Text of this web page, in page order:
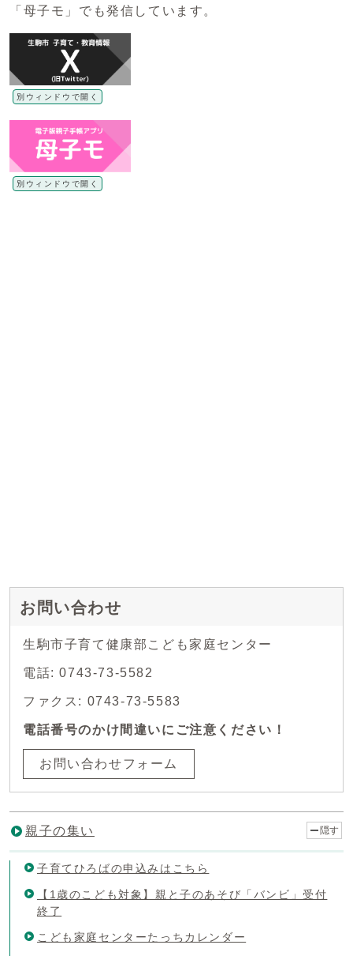
「母子モ」でも発信しています。
別ウィンドウで開く
別ウィンドウで開く
お問い合わせ
生駒市子育て健康部こども家庭センター
電話: 0743-73-5582
ファクス: 0743-73-5583
電話番号のかけ間違いにご注意ください！
お問い合わせフォーム
親子の集い 隠す
子育てひろばの申込みはこちら
【1歳のこども対象】親と子のあそび「バンビ」受付
終了
こども家庭センターたっちカレンダー